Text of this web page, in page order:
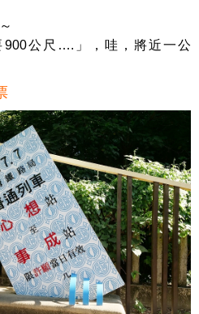
900公尺….」，哇，將近一公